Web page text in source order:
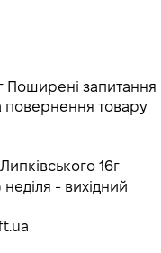
Поширені запитання
повернення товару
16г
- вихідний